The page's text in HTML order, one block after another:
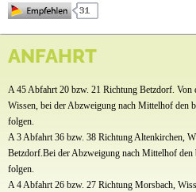
Preise & Prospekte
Anfahrt
Camping Im Eichenwald
Inmitten eines alten Eichen- und Buchenwaldes,
besondere, parkähnliche Atmosphäre. Sie bieten
aus und geben Ihnen bei Bedarf etwas Schutz vor
Unser Campingplatz ist ganzjährig geöffnet und
Ausstattung und großzügige Stellplätze aus. Bei
große separate Einzelparzellen an. Gruppen
Gruppenraum für gemeinsame Aktivitäten zur
ANFAHRT
A 45 Abfahrt 20 bzw. 21 Richtung Betzdorf. Von
Wissen, bei der Abzweigung nach Mittelhof den
folgen.
A 3 Abfahrt 36 bzw. 38 Richtung Altenkirchen,
Betzdorf.Bei der Abzweigung nach Mittelhof
folgen.
A 4 Abfahrt 26 bzw. 27 Richtung Morsbach,